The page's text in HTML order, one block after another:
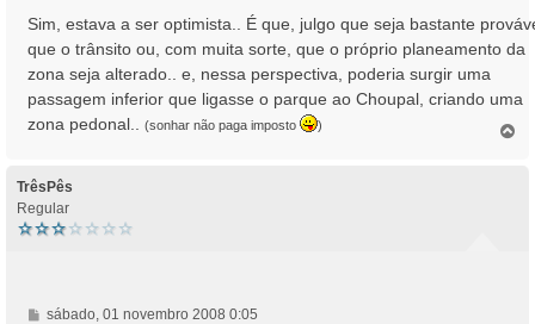
Sim, estava a ser optimista.. É que, julgo que seja bastante
que o trânsito ou, com muita sorte, que o próprio planeamento da
zona seja alterado.. e, nessa perspectiva, poderia surgir uma
passagem inferior que ligasse o parque ao Choupal, criando uma
zona pedonal..
(sonhar não paga imposto )
TrêsPês
Regular
M
sábado, 01 novembro 2008 0:05